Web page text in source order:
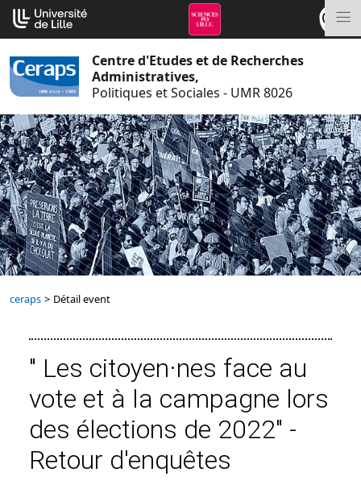
Aller
au
contenu
Centre d'Etudes et de Recherches
Administratives,
Politiques et Sociales - UMR 8026
ceraps > Détail event
" Les citoyen·nes face au
vote et à la campagne lors
des élections de 2022" -
Retour d'enquêtes
Cookies management panel